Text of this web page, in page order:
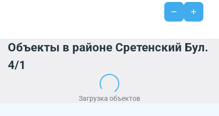
Объекты в районе Сретенский Бул.
4/1
Загрузка объектов